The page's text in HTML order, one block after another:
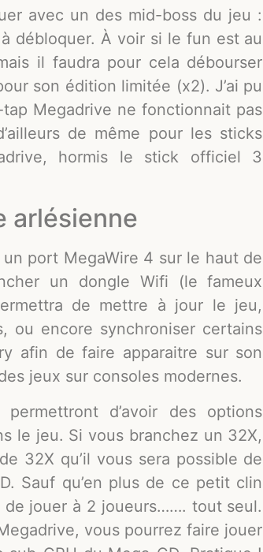
avec un des mid-boss du jeu :
débloquer. À voir si le fun est au
il faudra pour cela débourser
son édition limitée (x2). J’ai pu
Megadrive ne fonctionnait pas
de même pour les sticks
hormis le stick officiel 3
arlésienne
port MegaWire 4 sur le haut de
un dongle Wifi (le fameux
de mettre à jour le jeu,
ou encore synchroniser certains
afin de faire apparaitre sur son
jeux sur consoles modernes.
d’avoir des options
le jeu. Si vous branchez un 32X,
32X qu’il vous sera possible de
Sauf qu’en plus de ce petit clin
de jouer à 2 joueurs……. tout seul.
vous pourrez faire jouer